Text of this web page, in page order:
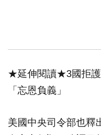
★延伸閱讀★3國拒
「忘恩負義」
美國中央司令部也釋